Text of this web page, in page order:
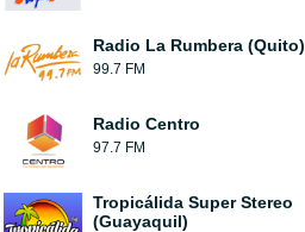
Radio La Rumbera (Quito)
99.7 FM
Radio Centro
97.7 FM
Tropicálida Super Stereo
(Guayaquil)